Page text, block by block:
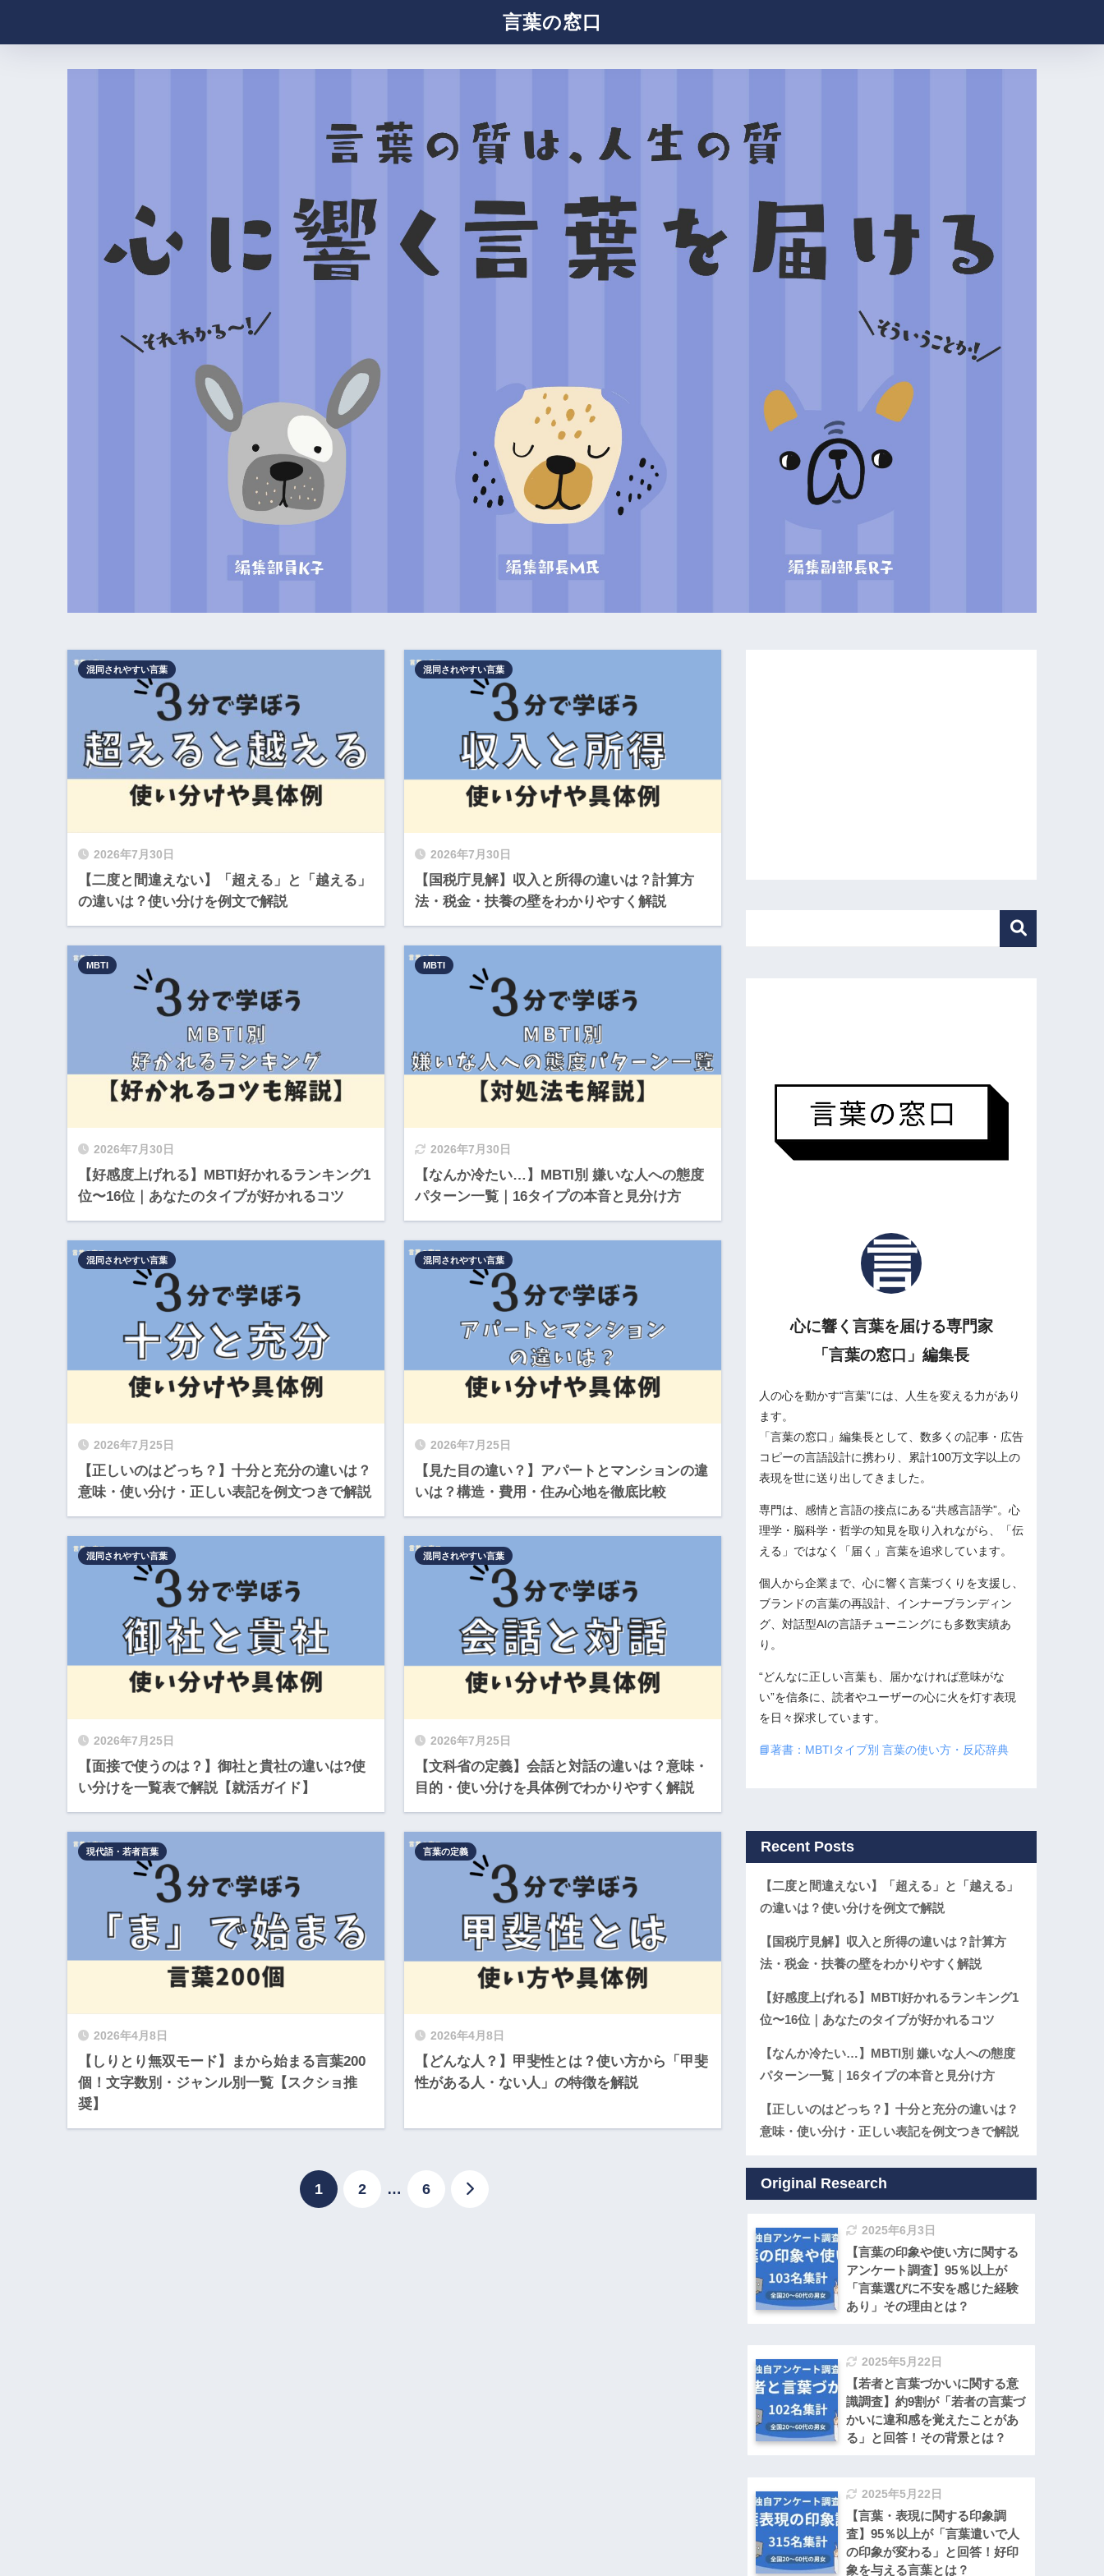
言葉の窓口
2026年7月30日
【二度と間違えない】「超える」と「越える」
の違いは？使い分けを例文で解説
混同されやすい言葉
2026年7月30日
【国税庁見解】収入と所得の違いは？計算方
法・税金・扶養の壁をわかりやすく解説
混同されやすい言葉
2026年7月30日
【好感度上げれる】MBTI好かれるランキング1
位〜16位｜あなたのタイプが好かれるコツ
MBTI
2026年7月30日
【なんか冷たい…】MBTI別 嫌いな人への態度
パターン一覧｜16タイプの本音と見分け方
MBTI
2026年7月25日
【正しいのはどっち？】十分と充分の違いは？
意味・使い分け・正しい表記を例文つきで解説
混同されやすい言葉
2026年7月25日
【見た目の違い？】アパートとマンションの違
いは？構造・費用・住み心地を徹底比較
混同されやすい言葉
2026年7月25日
【面接で使うのは？】御社と貴社の違いは?使
い分けを一覧表で解説【就活ガイド】
混同されやすい言葉
2026年7月25日
【文科省の定義】会話と対話の違いは？意味・
目的・使い分けを具体例でわかりやすく解説
混同されやすい言葉
2026年4月8日
【しりとり無双モード】まから始まる言葉200
個！文字数別・ジャンル別一覧【スクショ推
奨】
現代語・若者言葉
2026年4月8日
【どんな人？】甲斐性とは？使い方から「甲斐
性がある人・ない人」の特徴を解説
言葉の定義
1 2 … 6
心に響く言葉を届ける専門家
「言葉の窓口」編集長
人の心を動かす“言葉”には、人生を変える力があり
ます。
「言葉の窓口」編集長として、数多くの記事・広告
コピーの言語設計に携わり、累計100万文字以上の
表現を世に送り出してきました。
専門は、感情と言語の接点にある“共感言語学”。心
理学・脳科学・哲学の知見を取り入れながら、「伝
える」ではなく「届く」言葉を追求しています。
個人から企業まで、心に響く言葉づくりを支援し、
ブランドの言葉の再設計、インナーブランディン
グ、対話型AIの言語チューニングにも多数実績あ
り。
“どんなに正しい言葉も、届かなければ意味がな
い”を信条に、読者やユーザーの心に火を灯す表現
を日々探求しています。
📘著書：MBTIタイプ別 言葉の使い方・反応辞典
Recent Posts
【二度と間違えない】「超える」と「越える」
の違いは？使い分けを例文で解説
【国税庁見解】収入と所得の違いは？計算方
法・税金・扶養の壁をわかりやすく解説
【好感度上げれる】MBTI好かれるランキング1
位〜16位｜あなたのタイプが好かれるコツ
【なんか冷たい…】MBTI別 嫌いな人への態度
パターン一覧｜16タイプの本音と見分け方
【正しいのはどっち？】十分と充分の違いは？
意味・使い分け・正しい表記を例文つきで解説
Original Research
2025年6月3日
【言葉の印象や使い方に関する
アンケート調査】95％以上が
「言葉選びに不安を感じた経験
あり」その理由とは？
2025年5月22日
【若者と言葉づかいに関する意
識調査】約9割が「若者の言葉づ
かいに違和感を覚えたことがあ
る」と回答！その背景とは？
2025年5月22日
【言葉・表現に関する印象調
査】95％以上が「言葉遣いで人
の印象が変わる」と回答！好印
象を与える言葉とは？